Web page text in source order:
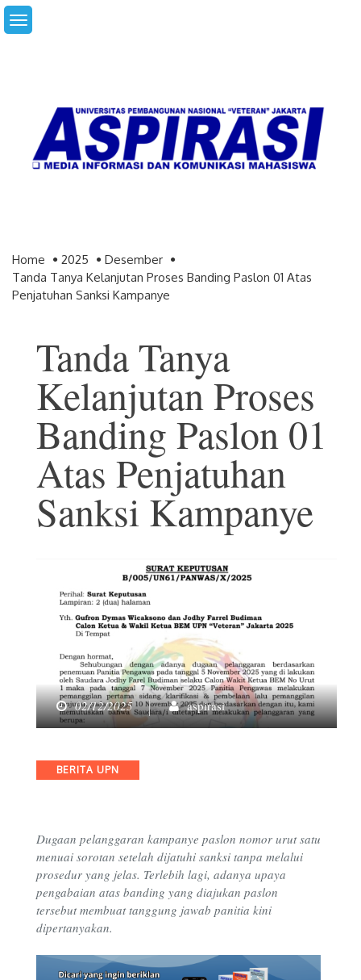
Skip
to
Home 2025
Desember
Tanda Tanya Kelanjutan Proses Banding Paslon 01 Atas
Penjatuhan Sanksi Kampanye
Tanda Tanya
Kelanjutan Proses
Banding Paslon 01
Atas Penjatuhan
Sanksi Kampanye
02/12/2025 aspirasi
Categories
BERITA UPN
Dugaan pelanggaran kampanye paslon nomor urut satu
menuai sorotan setelah dijatuhi sanksi tanpa melalui
prosedur yang jelas. Terlebih lagi, adanya upaya
pengabaian atas banding yang diajukan paslon
tersebut membuat tanggung jawab panitia kini
dipertanyakan.